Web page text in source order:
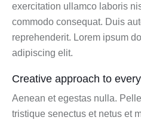
exercitation ullamco laboris
commodo consequat. Duis
reprehenderit. Lorem ipsum
adipiscing elit.
Creative approach to
Aenean et egestas nulla.
tristique senectus et netus et